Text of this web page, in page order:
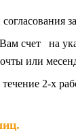
счет на
или
2-х
.